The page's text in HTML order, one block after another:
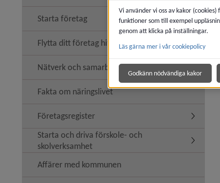
Starta företag
Flytta ditt företag hit
Nätverk och samarbeten
Fakta om näringslivet
Företagsregister
Starta och driva förskole- och
skolverksamhet
Affärer med kommunen
Vi använder vi oss av kakor
funktioner som till exempel
genom att klicka på inställningar.
Läs gärna mer i vår cookiepolicy
Godkänn nödvändiga kakor